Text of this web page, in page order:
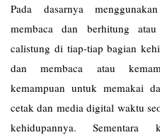
Pada dasarnya
membaca dan berhitung
calistung di tiap-tiap bagian
dan membaca atau
kemampuan untuk memakai
cetak dan media digital waktu
kehidupannya. Sementara